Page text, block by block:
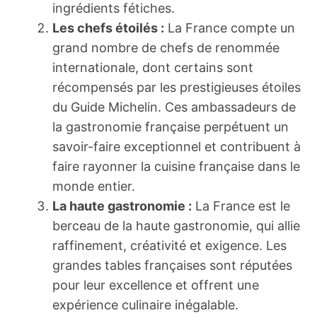
ingrédients fétiches.
Les chefs étoilés : La France compte un
grand nombre de chefs de renommée
internationale, dont certains sont
récompensés par les prestigieuses étoiles
du Guide Michelin. Ces ambassadeurs de
la gastronomie française perpétuent un
savoir-faire exceptionnel et contribuent à
faire rayonner la cuisine française dans le
monde entier.
La haute gastronomie : La France est le
berceau de la haute gastronomie, qui allie
raffinement, créativité et exigence. Les
grandes tables françaises sont réputées
pour leur excellence et offrent une
expérience culinaire inégalable.